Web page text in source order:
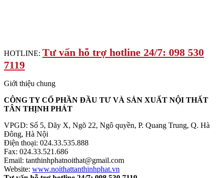
HOTLINE: Tư vấn hỗ trợ hotline 24/7: 098 530
7119
Giới thiệu chung
CÔNG TY CỔ PHẦN ĐẦU TƯ VÀ SẢN XUẤT NỘI THẤT
TÂN THỊNH PHÁT
VPGD: Số 5, Dãy X, Ngõ 22, Ngô quyền, P. Quang Trung, Q. Hà
Đông, Hà Nội
Điện thoại: 024.33.535.888
Fax: 024.33.521.686
Email: tanthinhphatnoithat@gmail.com
Website: www.noithattanthinhphat.vn